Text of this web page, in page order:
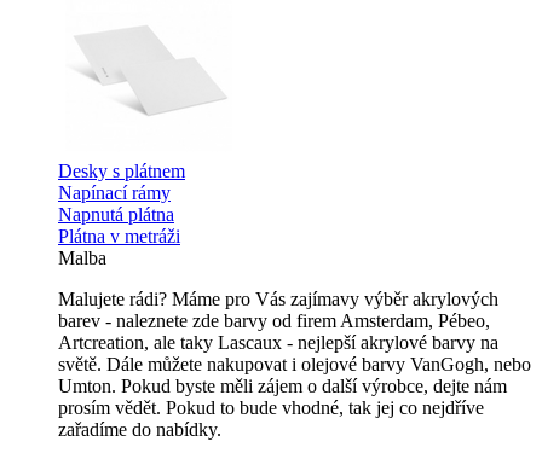
Desky s plátnem
Napínací rámy
Napnutá plátna
Plátna v metráži
Malba
Malujete rádi? Máme pro Vás zajímavy výběr akrylových
barev - naleznete zde barvy od firem Amsterdam, Pébeo,
Artcreation, ale taky Lascaux - nejlepší akrylové barvy na
světě. Dále můžete nakupovat i olejové barvy VanGogh, nebo
Umton. Pokud byste měli zájem o další výrobce, dejte nám
prosím vědět. Pokud to bude vhodné, tak jej co nejdříve
zařadíme do nabídky.